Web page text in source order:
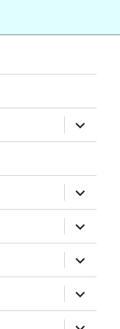
öffnen
öffnen
öffnen
öffnen
öffnen